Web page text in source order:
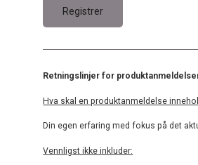
Retningslinjer for
Hva skal en produktanmeldelse
Din egen erfaring med fokus på det
Vennligst ikke inkluder: